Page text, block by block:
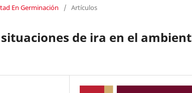
En Germinación / Artículos
de ira en el